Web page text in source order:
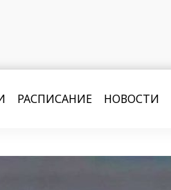
РАСПИСАНИЕ НОВОСТИ